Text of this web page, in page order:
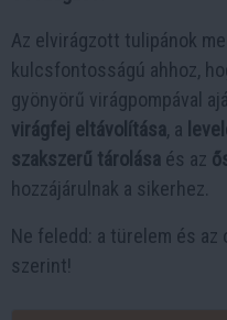
Az elvirágzott tulipánok
kulcsfontosságú ahhoz,
gyönyörű virágpompával
virágfej eltávolítása, a
szakszerű tárolása és az
hozzájárulnak a sikerhez.
Ne feledd: a türelem és
szerint!